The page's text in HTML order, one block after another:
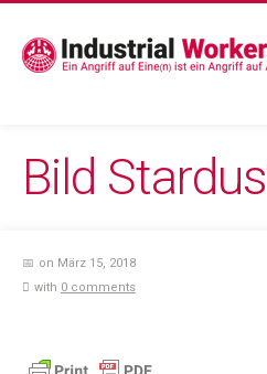
Bild
on März 15, 2018
with 0 comments